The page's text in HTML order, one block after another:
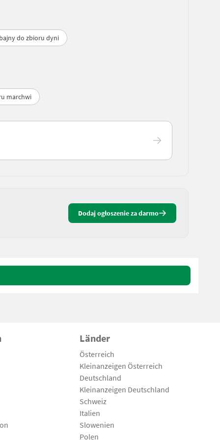
do zbioru dyni
marchwi
Dodaj ogłoszenie za darmo
Länder
Österreich
Kleinanzeigen Österreich
Deutschland
Kleinanzeigen Deutschland
Schweiz
Italien
Slowenien
Polen